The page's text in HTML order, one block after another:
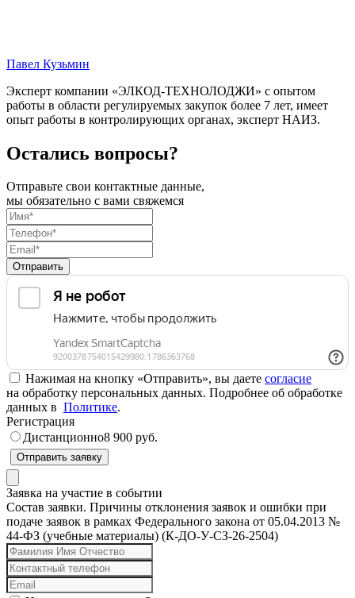
Павел Кузьмин
Эксперт компании «ЭЛКОД-ТЕХНОЛОДЖИ» с опытом
работы в области регулируемых закупок более 7 лет, имеет
опыт работы в контролирующих органах, эксперт НАИЗ.
Остались вопросы?
Отправьте свои контактные данные,
мы обязательно с вами свяжемся
Отправить
Нажимая на кнопку «Отправить», вы даете согласие
на обработку персональных данных. Подробнее об обработке
данных в Политике.
Регистрация
Дистанционно8 900 руб.
Отправить заявку
Заявка на участие в событии
Состав заявки. Причины отклонения заявок и ошибки при
подаче заявок в рамках Федерального закона от 05.04.2013 №
44-ФЗ (учебные материалы) (К-ДО-У-СЗ-26-2504)